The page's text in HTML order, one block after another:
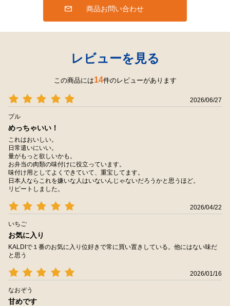
商品お問い合わせ
レビューを見る
この商品には14件のレビューがあります
2026/06/27
プル
めっちゃいい！
これはおいしい。
日常遣いにいい。
量がもっと欲しいかも。
お弁当の肉類の味付けに役立っています。
味付け用としてよくできていて、重宝してます。
日本人ならこれを嫌いな人はいないんじゃないだろうかと思うほど。
リピートしました。
2026/04/22
いちご
お気に入り
KALDIで１番のお気に入り位好きで常に買い置きしている。他にはない味だ
と思う
2026/01/16
なおぞう
甘めです